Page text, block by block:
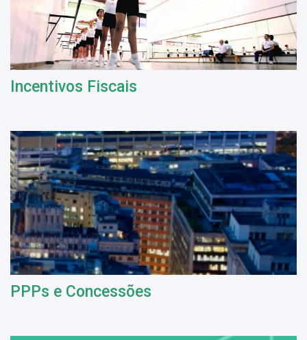
Incentivos Fiscais
PPPs e Concessões